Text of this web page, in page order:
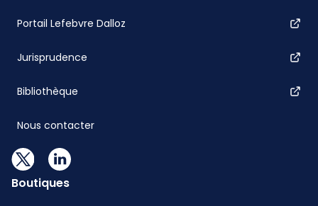
Portail Lefebvre Dalloz
Jurisprudence
Bibliothèque
Nous contacter
Boutiques